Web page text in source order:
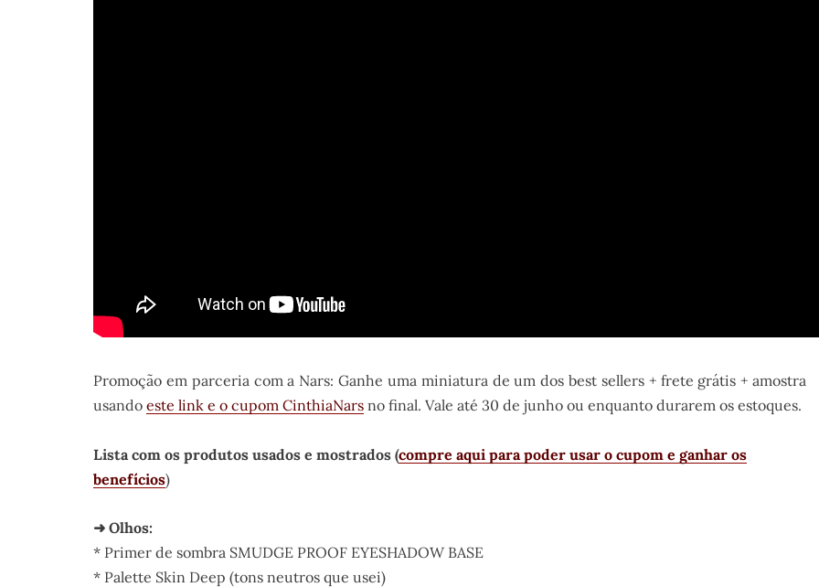
Promoção em parceria com a Nars: Ganhe uma miniatura de um dos best sellers + frete grátis + amostra
usando este link e o cupom CinthiaNars no final. Vale até 30 de junho ou enquanto durarem os estoques.
Lista com os produtos usados e mostrados (compre aqui para poder usar o cupom e ganhar os
benefícios)
➜ Olhos:
* Primer de sombra SMUDGE PROOF EYESHADOW BASE
* Palette Skin Deep (tons neutros que usei)